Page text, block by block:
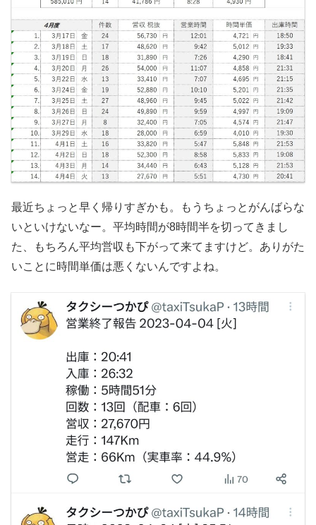
最近ちょっと早く帰りすぎかも。もうちょっとがんばらな
いといけないなー。平均時間が8時間半を切ってきまし
た、もちろん平均営収も下がって来てますけど。ありがた
いことに時間単価は悪くないんですよね。